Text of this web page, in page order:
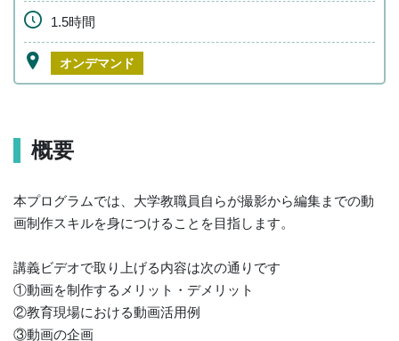
1.5時間
オンデマンド
概要
本プログラムでは、大学教職員自らが撮影から編集までの動
画制作スキルを身につけることを目指します。
講義ビデオで取り上げる内容は次の通りです
①動画を制作するメリット・デメリット
②教育現場における動画活用例
③動画の企画